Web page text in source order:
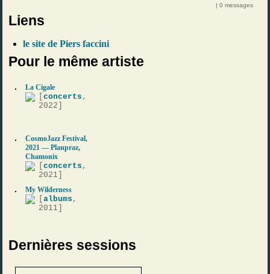
| 0 messages
Liens
le site de Piers faccini
Pour le même artiste
La Cigale
[concerts ,
2022]
CosmoJazz Festival,
2021 — Planpraz,
Chamonix
[concerts ,
2021]
My Wilderness
[albums ,
2011]
Dernières sessions